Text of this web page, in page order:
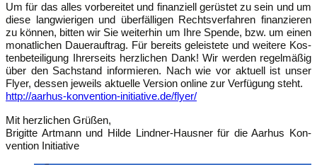
Um für das alles vor­be­rei­tet und finan­zi­ell gerüs­tet zu sein und um
die­se lang­wie­ri­gen und über­fäl­li­gen Rechts­ver­fah­ren finan­zie­ren
zu kön­nen, bit­ten wir Sie wei­ter­hin um Ihre Spen­de, bzw. um einen
monat­li­chen Dau­er­auf­trag. Für bereits geleis­te­te und wei­te­re Kos­
ten­be­tei­li­gung Ihrer­seits herz­li­chen Dank! Wir wer­den regel­mä­ßig
über den Sach­stand infor­mie­ren. Nach wie vor aktu­ell ist unser
Fly­er, des­sen jeweils aktu­el­le Ver­si­on online zur Ver­fü­gung steht.
http://aarhus-konvention-initiative.de/flyer/
Mit herz­li­chen Grü­ßen,
Bri­git­te Art­mann und Hil­de Lind­ner-Haus­ner für die Aar­hus Kon­
ven­ti­on Initiative